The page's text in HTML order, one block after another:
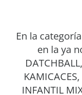
En la
en la ya
INFANTIL